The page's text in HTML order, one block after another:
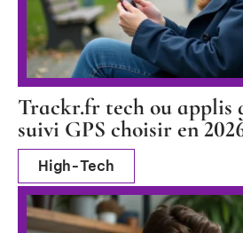
Trackr.fr tech ou applis
suivi GPS choisir en
High-Tech